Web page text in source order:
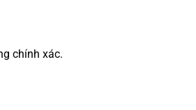
chính xác.